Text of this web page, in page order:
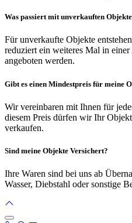
Was passiert mit unverkauften
Für unverkaufte Objekte
reduziert ein weiteres Mal in
angeboten werden.
Gibt es einen Mindestpreis für meine
Wir vereinbaren mit Ihnen für
diesem Preis dürfen wir Ihr
verkaufen.
Sind meine Objekte Versichert?
Ihre Waren sind bei uns ab
Wasser, Diebstahl oder sonstige